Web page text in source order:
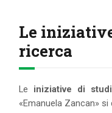
Le
ricerca
Le iniziative di
«Emanuela Zancan»